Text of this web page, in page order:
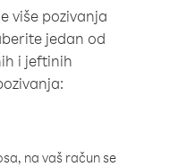
više pozivanja
jedan od
i jeftinih
na vaš račun se